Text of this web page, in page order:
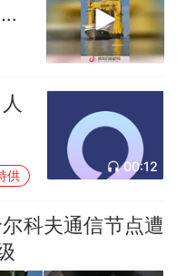
供
00:12
科夫通信节点遭